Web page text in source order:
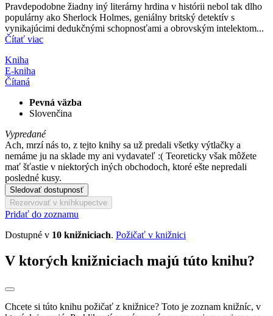
Pravdepodobne žiadny iný literárny hrdina v histórii nebol tak dlho
populárny ako Sherlock Holmes, geniálny britský detektív s
vynikajúcimi dedukčnými schopnosťami a obrovským intelektom...
Čítať viac
Kniha
E-kniha
Čítaná
Pevná väzba
Slovenčina
Vypredané
Ach, mrzí nás to, z tejto knihy sa už predali všetky výtlačky a
nemáme ju na sklade my ani vydavateľ :( Teoreticky však môžete
mať šťastie v niektorých iných obchodoch, ktoré ešte nepredali
posledné kusy.
Sledovať dostupnosť
Rezervovať v kníhkupectve
Pridať do zoznamu
Dostupné v 10 knižniciach. Požičať v knižnici
V ktorých knižniciach majú túto knihu?
Chcete si túto knihu požičať z knižnice? Toto je zoznam knižníc, v